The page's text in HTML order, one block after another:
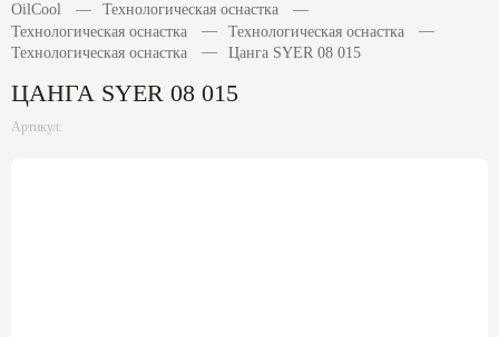
OilCool
Технологическая оснастка
Технологическая оснастка
Технологическая оснастка
Технологическая оснастка
Цанга SYER 08 015
ЦАНГА SYER 08 015
Артикул: